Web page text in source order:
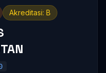
Akreditasi: B